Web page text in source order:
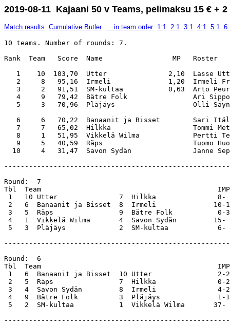
2019-08-11 Kajaani 50 v Teams, pelimaksu 15 € + 2
Match results Cumulative Butler ... in team order 1:1 2:1 3:1 4:1 5:1
10 teams. Number of rounds: 7.
Rank  Team   Score
1    10  103,70  Utter               2,10
2     8   95,16  Irmeli              1,20  Irmeli
3     2   91,51  SM-kultaa           0,63  Arto
4     9   79,42  Bätre Folk                Ari
5     3   70,96  Pläjäys                   Olli
6     6   70,22  Banaanit ja Bisset
7     7   65,02  Hilkka
8     1   51,95  Vikkelä Wilma
9     5   40,59  Räps
Round:
Tbl  Team
1   10 Utter               7  Hilkka               8- 2
2   6  Banaanit ja Bisset  8  Irmeli              10-
3   5  Räps                9  Bätre Folk           0-
4   1  Vikkelä Wilma       4  Savon Sydän         15-
5   3  Pläjäys             2  SM-kultaa            6-
Round:
Tbl  Team
1   6  Banaanit ja Bisset  10 Utter                2-
2   5  Räps                7  Hilkka               0-21
3   4  Savon Sydän         8  Irmeli               4-
4   9  Bätre Folk          3  Pläjäys              1-
5   2  SM-kultaa           1  Vikkelä Wilma       37-